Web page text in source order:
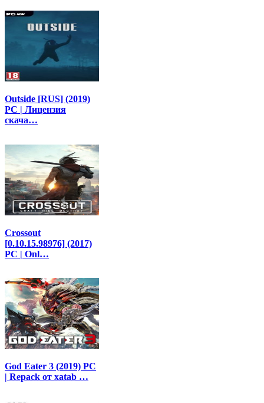
Outside [RUS] (2019)
PC | Лицензия
скача…
Crossout
[0.10.15.98976] (2017)
PC | Onl…
God Eater 3 (2019) PC
| Repack от xatab …